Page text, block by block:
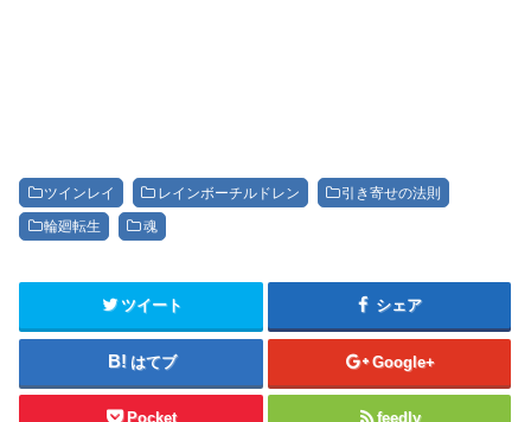
ツインレイ レインボーチルドレン 引き寄せの法則
輪廻転生 魂
ツイート シェア
はてブ Google+
Pocket feedly